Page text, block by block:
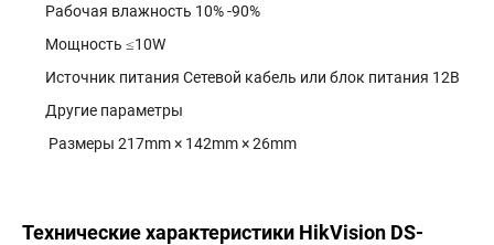
Рабочая влажность 10% -90%
Мощность ≤10W
Источник питания Сетевой кабель или блок питания 12В
Другие параметры
Размеры 217mm × 142mm × 26mm
Технические характеристики HikVision DS-